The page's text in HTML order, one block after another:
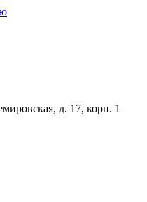
д. 17, корп. 1